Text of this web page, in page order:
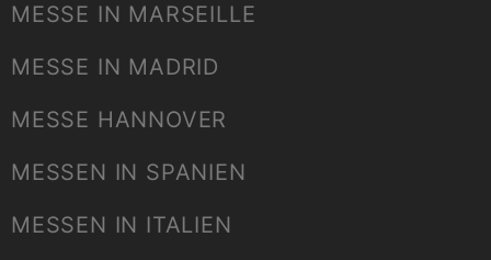
MESSE IN MARSEILLE
MESSE IN MADRID
MESSE HANNOVER
MESSEN IN SPANIEN
MESSEN IN ITALIEN